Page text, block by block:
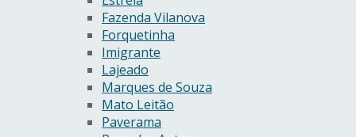
Fazenda Vilanova
Forquetinha
Imigrante
Lajeado
Marques de Souza
Mato Leitão
Paverama